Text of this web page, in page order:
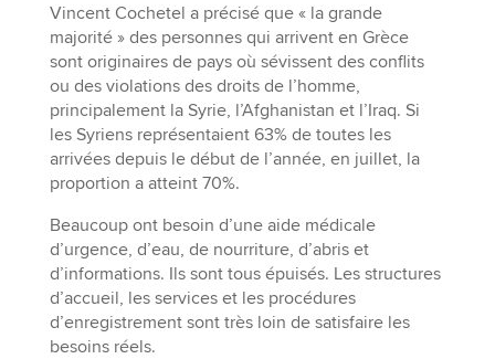
Vincent Cochetel a précisé que « la grande
majorité » des personnes qui arrivent en Grèce
sont originaires de pays où sévissent des conflits
ou des violations des droits de l’homme,
principalement la Syrie, l’Afghanistan et l’Iraq. Si
les Syriens représentaient 63% de toutes les
arrivées depuis le début de l’année, en juillet, la
proportion a atteint 70%.
Beaucoup ont besoin d’une aide médicale
d’urgence, d’eau, de nourriture, d’abris et
d’informations. Ils sont tous épuisés. Les structures
d’accueil, les services et les procédures
d’enregistrement sont très loin de satisfaire les
besoins réels.